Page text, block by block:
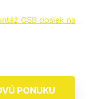
OSB dosiek na
PONUKU